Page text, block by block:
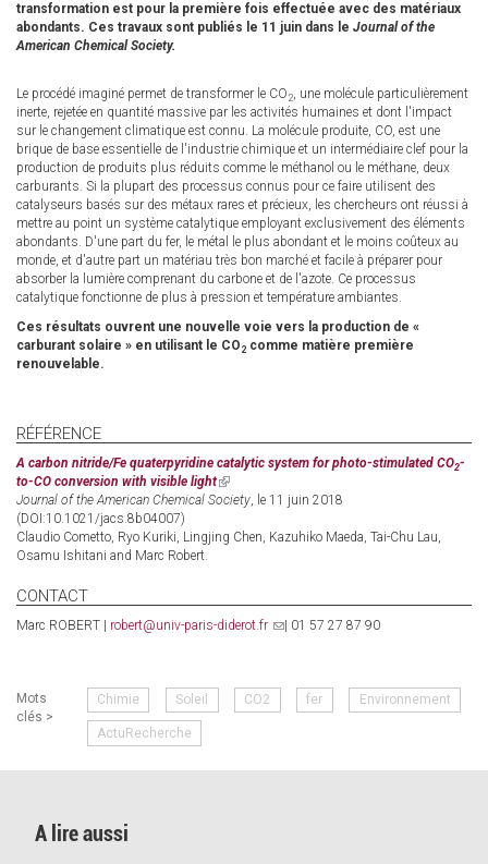
transformation est pour la première fois effectuée avec des matériaux
abondants. Ces travaux sont publiés le 11 juin dans le Journal of the
American Chemical Society.
Le procédé imaginé permet de transformer le CO2, une molécule particulièrement
inerte, rejetée en quantité massive par les activités humaines et dont l'impact
sur le changement climatique est connu. La molécule produite, CO, est une
brique de base essentielle de l'industrie chimique et un intermédiaire clef pour la
production de produits plus réduits comme le méthanol ou le méthane, deux
carburants. Si la plupart des processus connus pour ce faire utilisent des
catalyseurs basés sur des métaux rares et précieux, les chercheurs ont réussi à
mettre au point un système catalytique employant exclusivement des éléments
abondants. D'une part du fer, le métal le plus abondant et le moins coûteux au
monde, et d'autre part un matériau très bon marché et facile à préparer pour
absorber la lumière comprenant du carbone et de l'azote. Ce processus
catalytique fonctionne de plus à pression et température ambiantes.
Ces résultats ouvrent une nouvelle voie vers la production de «
carburant solaire » en utilisant le CO 2 comme matière première
renouvelable.
RÉFÉRENCE
A carbon nitride/Fe quaterpyridine catalytic system for photo-stimulated CO2-
to-CO conversion with visible light(link
is
Journal of the American Chemical Society, le 11 juin 2018
(DOI:10.1021/jacs.8b04007)
Claudio Cometto, Ryo Kuriki, Lingjing Chen, Kazuhiko Maeda, Tai-Chu Lau,
Osamu Ishitani and Marc Robert.
CONTACT
Marc ROBERT | robert@univ-paris-diderot.fr (link| 01 57 27 87 90
Mots
clés >
Chimie Soleil CO2 fer Environnement
ActuRecherche
A lire aussi